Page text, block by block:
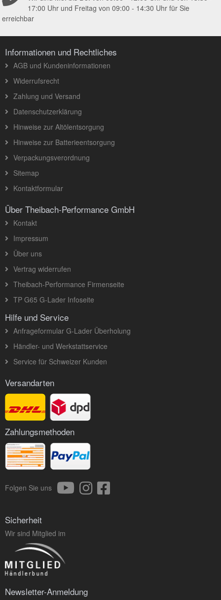
17:00 Uhr und Freitag von 09:00 - 14:30 Uhr für Sie
erreichbar
Informationen und Rechtliches
AGB und Kundeninformationen
Widerrufsrecht
Zahlung und Versand
Datenschutzerklärung
Hinweise zur Altölentsorgung
Hinweise zur Batterieentsorgung
Verpackungsverordnung
Sitemap
Kontaktformular
Über Theibach-Performance GmbH
Kontakt
Impressum
Über uns
Vertrag widerrufen
Theibach-Performance Firmenseite
TP G65 G-Lader Infoseite
Hilfe und Service
Anfrageformular G-Lader Überholung
Händler- und Werkstattservice
Service für Schweizer Kunden
Versandarten
Zahlungsmethoden
Folgen Sie uns
Sicherheit
Wir sind Mitglied im
Newsletter-Anmeldung